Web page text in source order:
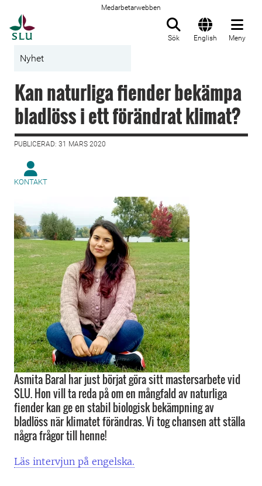
Medarbetarwebben
Sök English Meny
Nyhet
Kan naturliga fiender bekämpa
bladlöss i ett förändrat klimat?
PUBLICERAD: 31 MARS 2020
KONTAKT
Asmita Baral har just börjat göra sitt mastersarbete vid
SLU. Hon vill ta reda på om en mångfald av naturliga
fiender kan ge en stabil biologisk bekämpning av
bladlöss när klimatet förändras. Vi tog chansen att ställa
några frågor till henne!
Läs intervjun på engelska.